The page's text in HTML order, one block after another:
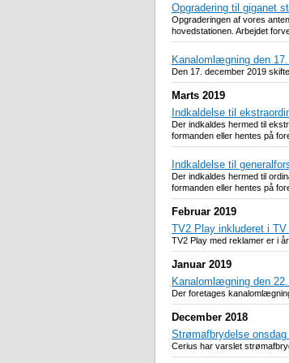
Opgradering til giganet
Opgraderingen af vores
hovedstationen. Arbejdet
Kanalomlægning den
Den 17. december 2019
Marts 2019
Indkaldelse til
Der indkaldes hermed til
formanden eller hentes på
Indkaldelse til
Der indkaldes hermed til
formanden eller hentes på
Februar 2019
TV2 Play inkluderet i
TV2 Play med reklamer er i
Januar 2019
Kanalomlægning den
Der foretages
December 2018
Strømafbrydelse
Cerius har varslet